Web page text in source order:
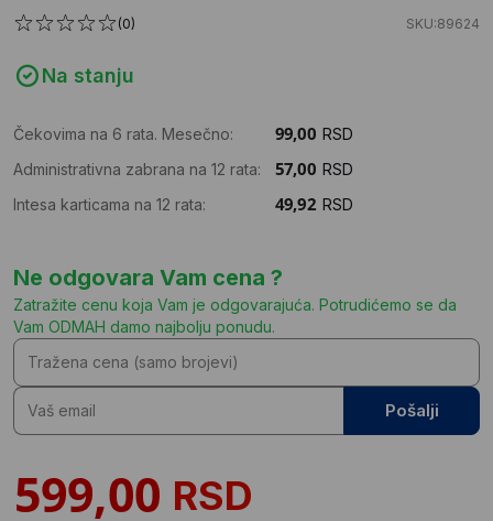
(0) SKU:89624
Na stanju
Čekovima na 6 rata. Mesečno:
RSD
Administrativna zabrana na 12 rata:
RSD
Intesa karticama na 12 rata:
RSD
Ne odgovara Vam cena ?
Zatražite cenu koja Vam je odgovarajuća. Potrudićemo se da
Vam ODMAH damo najbolju ponudu.
Pošalji
RSD